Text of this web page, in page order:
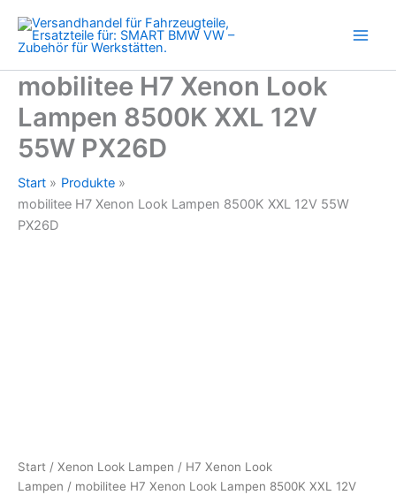
Inhalt
springen
mobilitee H7 Xenon Look
Lampen 8500K XXL 12V
55W PX26D
Start
Produkte
mobilitee H7 Xenon Look Lampen 8500K XXL 12V 55W
PX26D
Start / Xenon Look Lampen / H7 Xenon Look
Lampen / mobilitee H7 Xenon Look Lampen 8500K XXL 12V